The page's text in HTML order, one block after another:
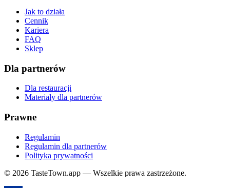
Jak to działa
Cennik
Kariera
FAQ
Sklep
Dla partnerów
Dla restauracji
Materiały dla partnerów
Prawne
Regulamin
Regulamin dla partnerów
Polityka prywatności
© 2026 TasteTown.app — Wszelkie prawa zastrzeżone.